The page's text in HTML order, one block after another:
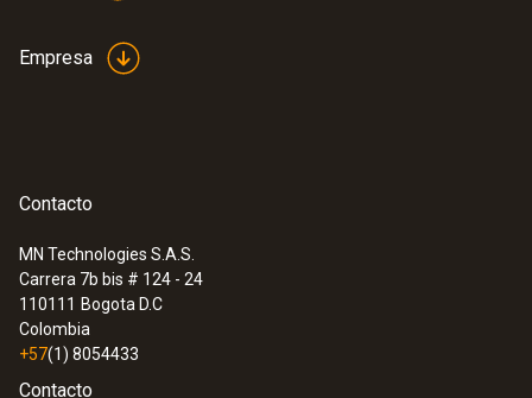
:0632 3240
testo 324 - Medidor de fugas en
cañerías de agua y gas
Empresa
Contacto
MN Technologies S.A.S.
Carrera 7b bis # 124 - 24
110111 Bogota D.C
Colombia
+57(1) 8054433
Contacto